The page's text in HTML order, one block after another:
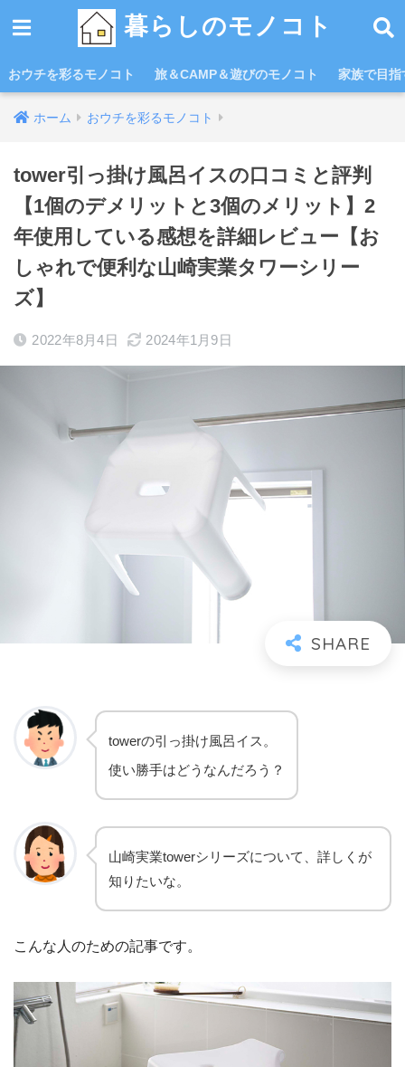
暮らしのモノコト
おウチを彩るモノコト 旅＆CAMP＆遊びのモノコト 家族で目指
ホーム おウチを彩るモノコト
tower引っ掛け風呂イスの口コミと評判
【1個のデメリットと3個のメリット】2
年使用している感想を詳細レビュー【お
しゃれで便利な山崎実業タワーシリー
ズ】
2022年8月4日 2024年1月9日
towerの引っ掛け風呂イス。
使い勝手はどうなんだろう？
山崎実業towerシリーズについて、詳しくが
知りたいな。
こんな人のための記事です。